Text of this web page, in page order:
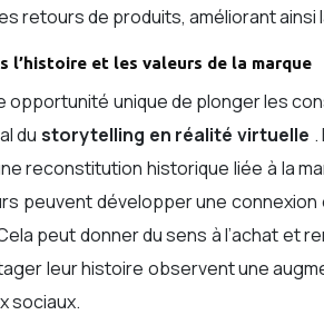
retours de produits, améliorant ainsi
l’histoire et les valeurs de la marque
opportunité unique de plonger les
du storytelling en réalité virtuelle
reconstitution historique liée à la
peuvent développer une
peut donner du sens à l’achat et
leur histoire observent une
sociaux.